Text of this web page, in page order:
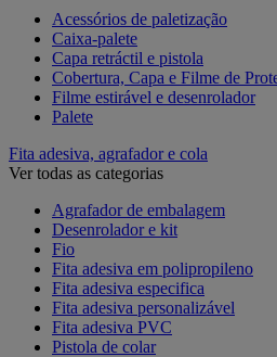
Acessórios de paletização
Caixa-palete
Capa retráctil e pistola
Cobertura, Capa e Filme de
Filme estirável e desenrolador
Palete
Fita adesiva, agrafador e cola
Ver todas as categorias
Agrafador de embalagem
Desenrolador e kit
Fio
Fita adesiva em polipropileno
Fita adesiva especifica
Fita adesiva personalizável
Fita adesiva PVC
Pistola de colar